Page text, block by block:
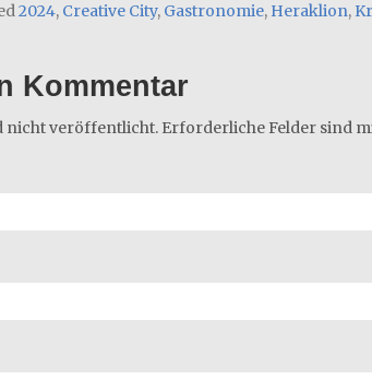
2024, Creative City, Gastronomie, Heraklion,
Kommentar
nicht veröffentlicht. Erforderliche Felder sind